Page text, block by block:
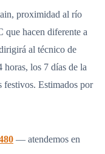
proximidad al río
hacen diferente a
al técnico de
horas, los 7 días de la
festivos. Estimados por
— atendemos en